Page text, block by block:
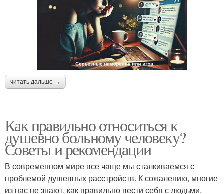
читать дальше →
Как правильно относиться к
душевно больному человеку?
Советы и рекомендации
В современном мире все чаще мы сталкиваемся с
проблемой душевных расстройств. К сожалению, многие
из нас не знают, как правильно вести себя с людьми,